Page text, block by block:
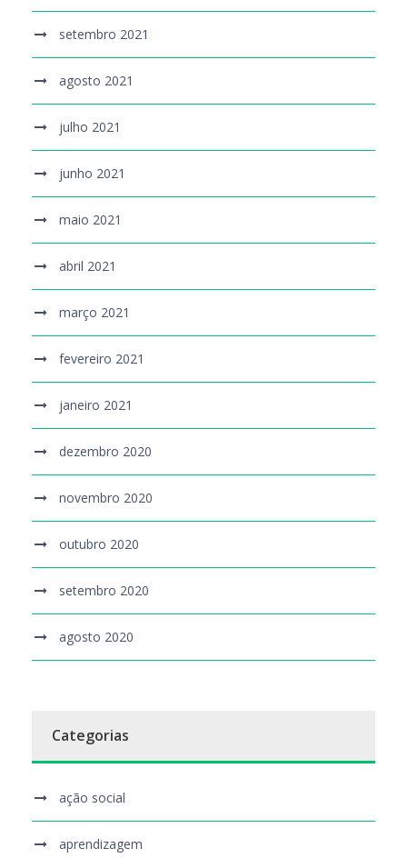
setembro 2021
agosto 2021
julho 2021
junho 2021
maio 2021
abril 2021
março 2021
fevereiro 2021
janeiro 2021
dezembro 2020
novembro 2020
outubro 2020
setembro 2020
agosto 2020
Categorias
ação social
aprendizagem